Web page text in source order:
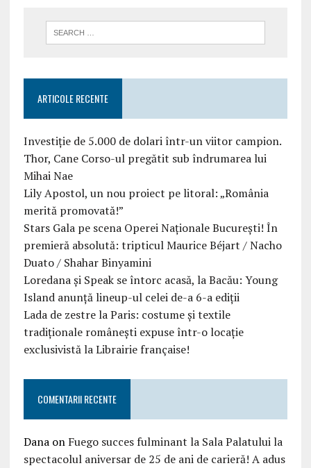
ARTICOLE RECENTE
Investiție de 5.000 de dolari într-un viitor campion.
Thor, Cane Corso-ul pregătit sub îndrumarea lui
Mihai Nae
Lily Apostol, un nou proiect pe litoral: „România
merită promovată!”
Stars Gala pe scena Operei Naționale București! În
premieră absolută: tripticul Maurice Béjart / Nacho
Duato / Shahar Binyamini
Loredana și Speak se întorc acasă, la Bacău: Young
Island anunță lineup-ul celei de-a 6-a ediții
Lada de zestre la Paris: costume și textile
tradiționale românești expuse într-o locație
exclusivistă la Librairie française!
COMENTARII RECENTE
Danaon Fuego succes fulminant la Sala Palatului la
spectacolul aniversar de 25 de ani de carieră! A adus